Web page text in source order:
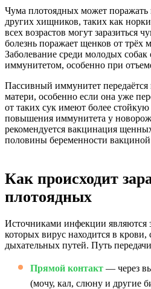
Чума плотоядных может поражать
других хищников, таких как
всех возрастов могут заразиться
болезнь поражает щенков от трёх
Заболевание среди молодых собак
иммунитетом, особенно при
Пассивный иммунитет
матери, особенно если она уже
от таких сук имеют более
повышения иммунитета у
рекомендуется вакцинация
половины беременности
Как происходит
плотоядных
Источниками инфекции являются
которых вирус находится в
дыхательных путей. Путь
Прямой контакт — через
(мочу, кал, слюну и другие